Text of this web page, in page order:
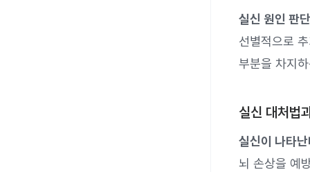
실신 원인 판
선별적으로
부분을 차지
실신 대처법
실신이 나타
뇌 손상을 예